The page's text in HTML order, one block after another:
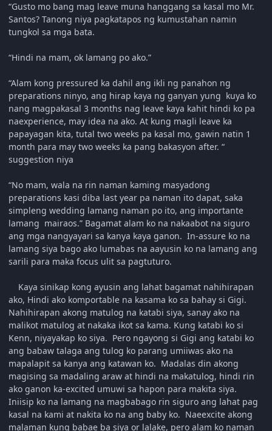
“Gusto mo bang mag leave muna hanggang sa kasal mo Mr.
Santos? Tanong niya pagkatapos ng kumustahan namin
tungkol sa mga bata.
“Hindi na mam, ok lamang po ako.”
“Alam kong pressured ka dahil ang ikli ng panahon ng
preparations ninyo, ang hirap kaya ng ganyan yung kuya ko
nang magpakasal 3 months nag leave kaya kahit hindi ko pa
naexperience, may idea na ako. At kung magli leave ka
papayagan kita, tutal two weeks pa kasal mo, gawin natin 1
month para may two weeks ka pang bakasyon after. “
suggestion niya
“No mam, wala na rin naman kaming masyadong
preparations kasi diba last year pa naman ito dapat, saka
simpleng wedding lamang naman po ito, ang importante
lamang mairaos.” Bagamat alam ko na nakaabot na siguro
ang mga nangyayari sa kanya kaya ganon. In-assure ko na
lamang siya bago ako lumabas na aayusin ko na lamang ang
sarili para maka focus ulit sa pagtuturo.
Kaya sinikap kong ayusin ang lahat bagamat nahihirapan
ako, Hindi ako komportable na kasama ko sa bahay si Gigi.
Nahihirapan akong matulog na katabi siya, sanay ako na
malikot matulog at nakaka ikot sa kama. Kung katabi ko si
Kenn, niyayakap ko siya. Pero ngayong si Gigi ang katabi ko
ang babaw talaga ang tulog ko parang umiiwas ako na
mapalapit sa kanya ang katawan ko. Madalas din akong
magising sa madaling araw at hindi na makatulog, hindi rin
ako ganon ka-excited umuwi sa hapon para makita siya.
Iniisip ko na lamang na magbabago rin siguro ang lahat pag
kasal na kami at nakita ko na ang baby ko. Naeexcite akong
malaman kung babae ba siya or lalake, pero alam ko naman